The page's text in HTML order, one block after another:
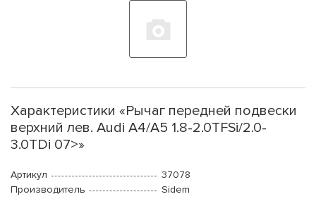
Характеристики «Рычаг передней подвески
верхний лев. Audi A4/A5 1.8-2.0TFSi/2.0-
3.0TDi 07>»
Артикул
37078
Производитель
Sidem